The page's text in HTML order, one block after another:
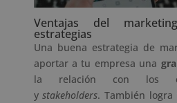
Ventajas del
estrategias
Una buena estrategia de
aportar a tu empresa una
la relación con los
ystakeholders. También